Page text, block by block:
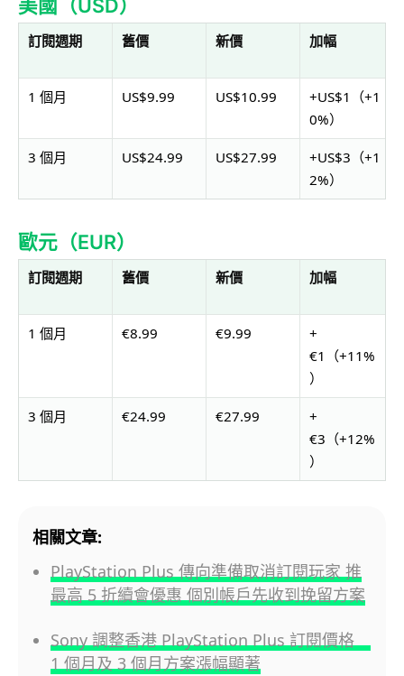
美國（USD）
訂閱週期 舊價 新價 加幅
1 個月
US$9.99 US$10.99
+US$1（+1
0%）
3 個月 US$24.99 US$27.99
+US$3（+1
2%）
歐元（EUR）
訂閱週期 舊價 新價 加幅
1 個月
€8.99 €9.99
+
€1（+11%
）
3 個月 €24.99 €27.99
+
€3（+12%
）
相關文章:
PlayStation Plus 傳向準備取消訂閱玩家 推
最高 5 折續會優惠 個別帳戶先收到挽留方案
Sony 調整香港 PlayStation Plus 訂閱價格
1 個月及 3 個月方案漲幅顯著